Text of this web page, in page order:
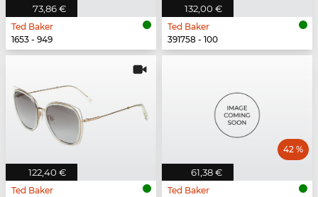
73,86 €
Ted Baker
1653 - 949
132,00 €
Ted Baker
391758 - 100
122,40 €
Ted Baker
61,38 €
42 %
Ted Baker